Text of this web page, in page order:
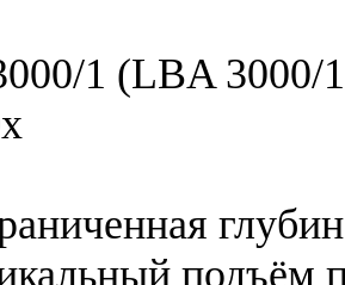
1 (LBA 3000/
подъём